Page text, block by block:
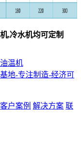
,冷水机均可定制
温机
地-专注制造-经济可
客户案例 解决方案 联